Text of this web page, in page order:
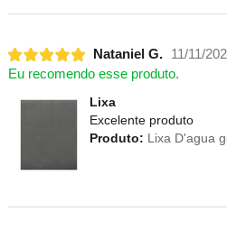
Nataniel G.
11/11/
Eu recomendo esse produto.
Lixa
Excelente produto
Produto: Lixa D'agua